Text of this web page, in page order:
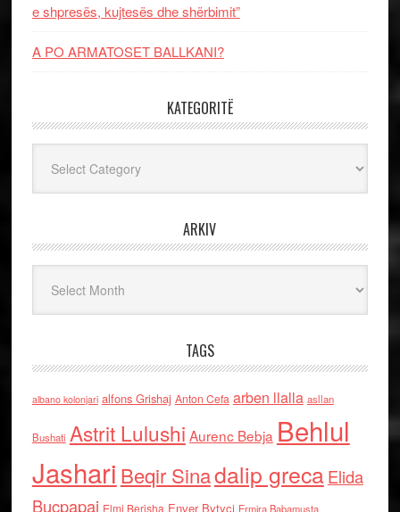
e shpresës, kujtesës dhe shërbimit”
A PO ARMATOSET BALLKANI?
KATEGORITË
ARKIV
TAGS
albano kolonjari alfons Grishaj Anton Cefa arben llalla asllan
Bushati Astrit Lulushi Aurenc Bebja Behlul
Jashari Beqir Sinadalip grecaElida
Buçpapaj Elmi Berisha Enver Bytyci Ermira Babamusta